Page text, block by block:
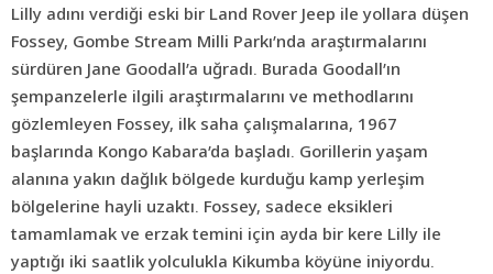
Lilly adını verdiği eski bir Land Rover Jeep ile yollara düşen
Fossey, Gombe Stream Milli Parkı’nda araştırmalarını
sürdüren Jane Goodall’a uğradı. Burada Goodall’ın
şempanzelerle ilgili araştırmalarını ve methodlarını
gözlemleyen Fossey, ilk saha çalışmalarına, 1967
başlarında Kongo Kabara’da başladı. Gorillerin yaşam
alanına yakın dağlık bölgede kurduğu kamp yerleşim
bölgelerine hayli uzaktı. Fossey, sadece eksikleri
tamamlamak ve erzak temini için ayda bir kere Lilly ile
yaptığı iki saatlik yolculukla Kikumba köyüne iniyordu.